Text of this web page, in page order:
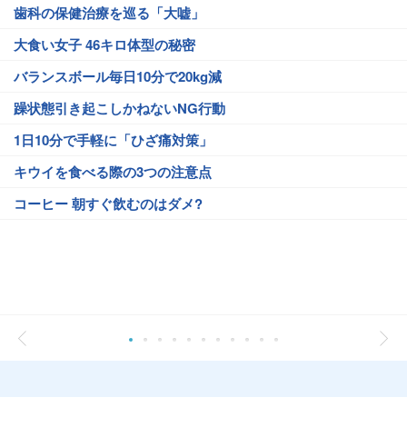
歯科の保健治療を巡る「大嘘」
大食い女子 46キロ体型の秘密
バランスボール毎日10分で20kg減
躁状態引き起こしかねないNG行動
1日10分で手軽に「ひざ痛対策」
キウイを食べる際の3つの注意点
コーヒー 朝すぐ飲むのはダメ?